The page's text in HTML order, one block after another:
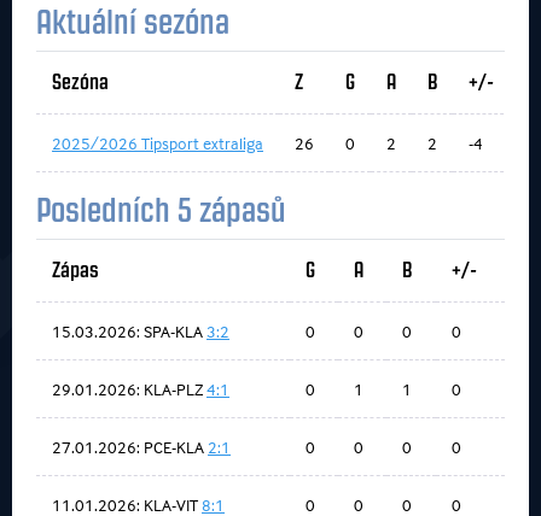
Aktuální sezóna
Sezóna Z G A B +/-
2025/2026 Tipsport extraliga 26 0 2 2 -4
Posledních 5 zápasů
Zápas G A B +/-
15.03.2026: SPA-KLA3:2 0 0 0 0
29.01.2026: KLA-PLZ4:1 0 1 1 0
27.01.2026: PCE-KLA 2:1 0 0 0 0
11.01.2026: KLA-VIT8:1 0 0 0 0